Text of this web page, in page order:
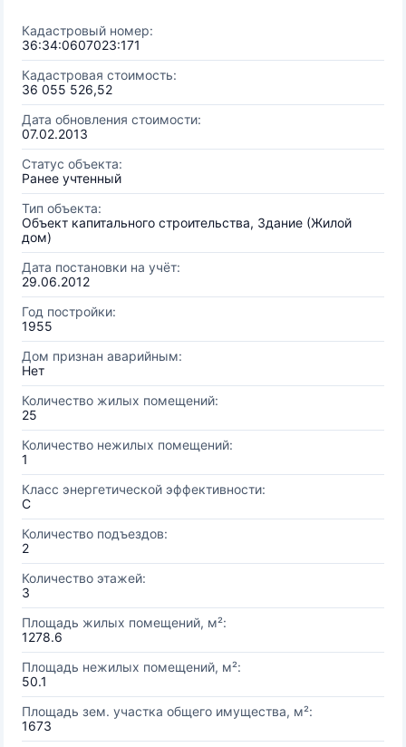
Кадастровый номер:
36:34:0607023:171
Кадастровая стоимость:
36 055 526,52
Дата обновления стоимости:
07.02.2013
Статус объекта:
Ранее учтенный
Тип объекта:
Объект капитального строительства, Здание (Жилой
дом)
Дата постановки на учёт:
29.06.2012
Год постройки:
1955
Дом признан аварийным:
Нет
Количество жилых помещений:
25
Количество нежилых помещений:
1
Класс энергетической эффективности:
C
Количество подъездов:
2
Количество этажей:
3
Площадь жилых помещений, м²:
1278.6
Площадь нежилых помещений, м²:
50.1
Площадь зем. участка общего имущества, м²:
1673